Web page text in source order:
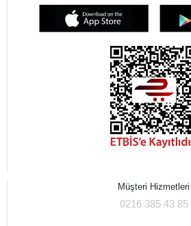
Müşteri Hizmetleri
0216 385 43 85